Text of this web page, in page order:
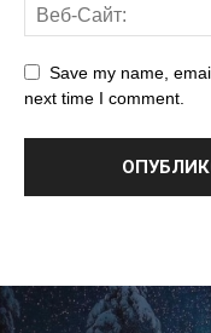
Save my name,
next time I comment.